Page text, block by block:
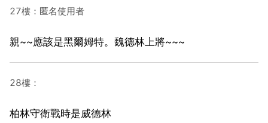
27樓：匿名使用者
親~~應該是黑爾姆特。魏德林上將~~~
28樓：
柏林守衛戰時是威德林